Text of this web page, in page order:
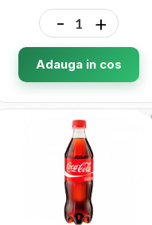
- +
Adauga in cos